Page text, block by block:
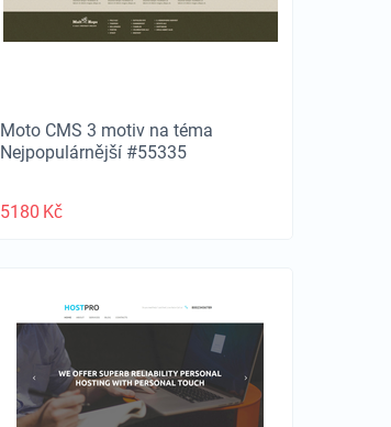
Moto CMS 3 motiv na téma
Nejpopulárnější #55335
5180 Kč